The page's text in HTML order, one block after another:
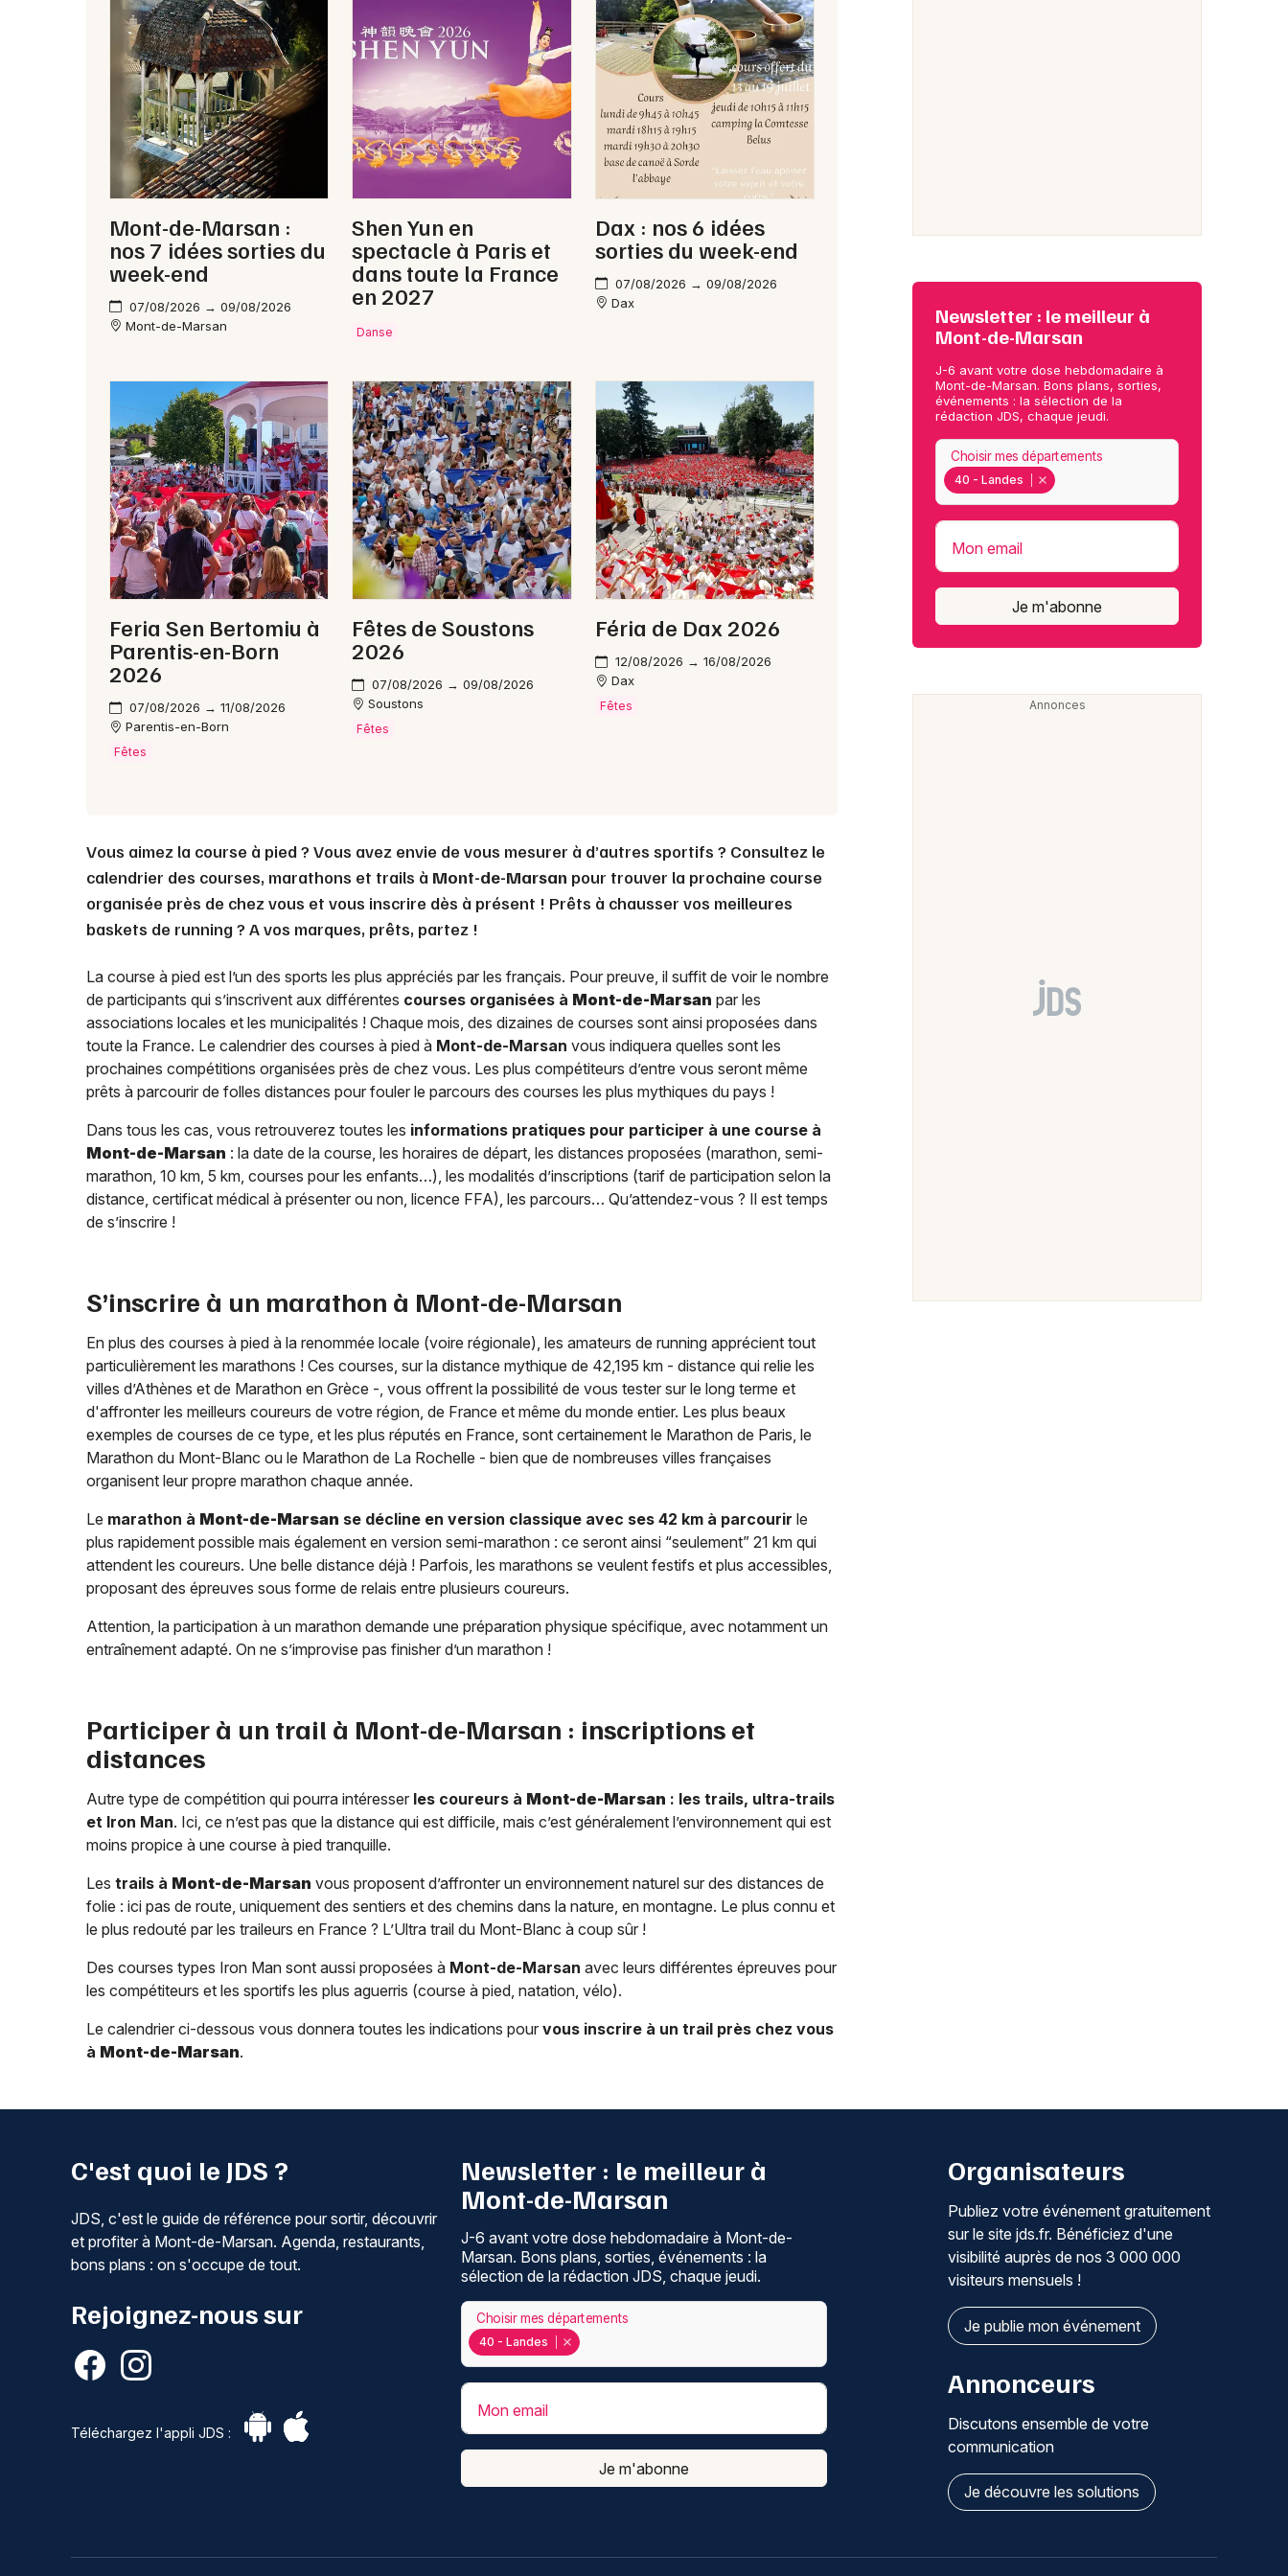
Newsletter des sorties
Artistes en tournée
Actus à Mont-de-Marsan
Magazine à Mont-de-Marsan
40 - Landes
Choisir mes départements
Mon email
Je m'abonne
Mont-de-Marsan :
nos 7 idées sorties du
week-end
07/08/2026 → 09/08/2026
Mont-de-Marsan
Shen Yun en
spectacle à Paris et
dans toute la France
en 2027
Danse
Dax : nos 6 idées
sorties du week-end
07/08/2026 → 09/08/2026
Dax
Feria Sen Bertomiu à
Parentis-en-Born
2026
07/08/2026 → 11/08/2026
Parentis-en-Born
Fêtes
Fêtes de Soustons
2026
07/08/2026 → 09/08/2026
Soustons
Fêtes
Féria de Dax 2026
12/08/2026 → 16/08/2026
Dax
Fêtes
Vous aimez la course à pied ? Vous avez envie de vous mesurer à d’autres sportifs ? Consultez le
calendrier des courses, marathons et trails à Mont-de-Marsan pour trouver la prochaine course
organisée près de chez vous et vous inscrire dès à présent ! Prêts à chausser vos meilleures
baskets de running ? A vos marques, prêts, partez !
La course à pied est l’un des sports les plus appréciés par les français. Pour preuve, il suffit de voir le nombre
de participants qui s’inscrivent aux différentes courses organisées à Mont-de-Marsan par les
associations locales et les municipalités ! Chaque mois, des dizaines de courses sont ainsi proposées dans
toute la France. Le calendrier des courses à pied à Mont-de-Marsan vous indiquera quelles sont les
prochaines compétitions organisées près de chez vous. Les plus compétiteurs d’entre vous seront même
prêts à parcourir de folles distances pour fouler le parcours des courses les plus mythiques du pays !
Dans tous les cas, vous retrouverez toutes les informations pratiques pour participer à une course à
Mont-de-Marsan : la date de la course, les horaires de départ, les distances proposées (marathon, semi-
marathon, 10 km, 5 km, courses pour les enfants…), les modalités d’inscriptions (tarif de participation selon la
distance, certificat médical à présenter ou non, licence FFA), les parcours… Qu’attendez-vous ? Il est temps
de s’inscrire !
S’inscrire à un marathon à Mont-de-Marsan
En plus des courses à pied à la renommée locale (voire régionale), les amateurs de running apprécient tout
particulièrement les marathons ! Ces courses, sur la distance mythique de 42,195 km - distance qui relie les
villes d’Athènes et de Marathon en Grèce -, vous offrent la possibilité de vous tester sur le long terme et
d'affronter les meilleurs coureurs de votre région, de France et même du monde entier. Les plus beaux
exemples de courses de ce type, et les plus réputés en France, sont certainement le Marathon de Paris, le
Marathon du Mont-Blanc ou le Marathon de La Rochelle - bien que de nombreuses villes françaises
organisent leur propre marathon chaque année.
Le marathon à Mont-de-Marsan se décline en version classique avec ses 42 km à parcourir le
plus rapidement possible mais également en version semi-marathon : ce seront ainsi “seulement” 21 km qui
attendent les coureurs. Une belle distance déjà ! Parfois, les marathons se veulent festifs et plus accessibles,
proposant des épreuves sous forme de relais entre plusieurs coureurs.
Attention, la participation à un marathon demande une préparation physique spécifique, avec notamment un
entraînement adapté. On ne s’improvise pas finisher d’un marathon !
Participer à un trail à Mont-de-Marsan : inscriptions et
distances
Autre type de compétition qui pourra intéresser les coureurs à Mont-de-Marsan : les trails, ultra-trails
et Iron Man. Ici, ce n’est pas que la distance qui est difficile, mais c’est généralement l’environnement qui est
moins propice à une course à pied tranquille.
Les trails à Mont-de-Marsan vous proposent d’affronter un environnement naturel sur des distances de
folie : ici pas de route, uniquement des sentiers et des chemins dans la nature, en montagne. Le plus connu et
le plus redouté par les traileurs en France ? L’Ultra trail du Mont-Blanc à coup sûr !
Des courses types Iron Man sont aussi proposées à Mont-de-Marsan avec leurs différentes épreuves pour
les compétiteurs et les sportifs les plus aguerris (course à pied, natation, vélo).
Le calendrier ci-dessous vous donnera toutes les indications pour vous inscrire à un trail près chez vous
à Mont-de-Marsan.
Newsletter : le meilleur à
Mont-de-Marsan
J-6 avant votre dose hebdomadaire à
Mont-de-Marsan. Bons plans, sorties,
événements : la sélection de la
rédaction JDS, chaque jeudi.
40 - Landes
Choisir mes départements
Mon email
Je m'abonne
C'est quoi le JDS ?
JDS, c'est le guide de référence pour sortir, découvrir
et profiter à Mont-de-Marsan. Agenda, restaurants,
bons plans : on s'occupe de tout.
Rejoignez-nous sur
Téléchargez l'appli JDS :
Newsletter : le meilleur à
Mont-de-Marsan
J-6 avant votre dose hebdomadaire à Mont-de-
Marsan. Bons plans, sorties, événements : la
sélection de la rédaction JDS, chaque jeudi.
40 - Landes
Choisir mes départements
Mon email
Je m'abonne
Organisateurs
Publiez votre événement gratuitement
sur le site jds.fr. Bénéficiez d'une
visibilité auprès de nos 3 000 000
visiteurs mensuels !
Je publie mon événement
Annonceurs
Discutons ensemble de votre
communication
Je découvre les solutions